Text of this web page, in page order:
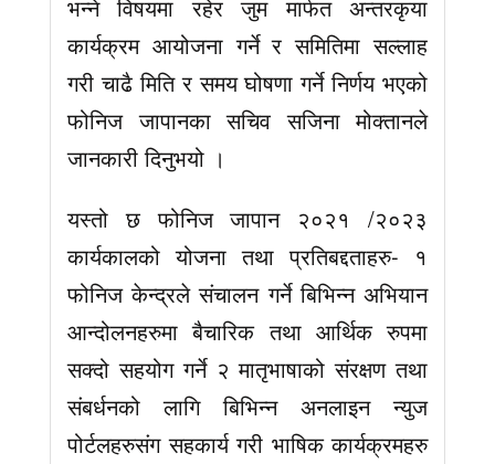
भन्ने विषयमा रहेर जुम मार्फत अन्तरकृया
कार्यक्रम आयोजना गर्ने र समितिमा सल्लाह
गरी चाढै मिति र समय घोषणा गर्ने निर्णय भएको
फोनिज जापानका सचिव सजिना मोक्तानले
जानकारी दिनुभयो ।
यस्तो छ फोनिज जापान २०२१ /२०२३
कार्यकालको योजना तथा प्रतिबद्दताहरु- १
फोनिज केन्द्रले संचालन गर्ने बिभिन्न अभियान
आन्दोलनहरुमा बैचारिक तथा आर्थिक रुपमा
सक्दो सहयोग गर्ने २ मातृभाषाको ‌संरक्षण तथा
संबर्धनको लागि बिभिन्न अनलाइन न्युज
पोर्टलहरुसंग सहकार्य गरी भाषिक कार्यक्रमहरु